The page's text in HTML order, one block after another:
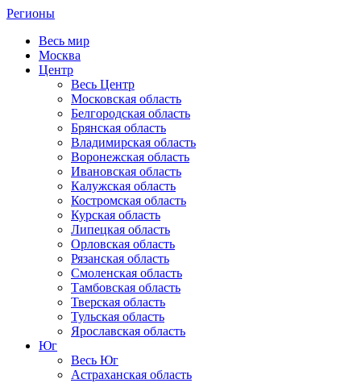
Регионы
Весь мир
Москва
Центр
Весь Центр
Московская область
Белгородская область
Брянская область
Владимирская область
Воронежская область
Ивановская область
Калужская область
Костромская область
Курская область
Липецкая область
Орловская область
Рязанская область
Смоленская область
Тамбовская область
Тверская область
Тульская область
Ярославская область
Юг
Весь Юг
Астраханская область